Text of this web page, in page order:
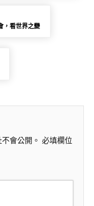
，看世界之變
會公開。 必填欄位